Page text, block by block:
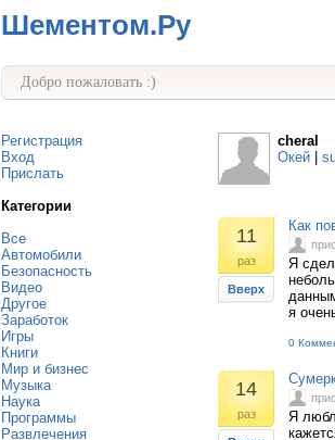
Шементом.Ру
Добро пожаловать :)
Регистрация
Вход
Прислать
Категории
Все
Автомобили
Безопасность
Видео
Другое
Заработок
Игры
Книги
Мир и бизнес
Музыка
Наука
Программы
Развлечения
cheral
Окей
11
раз
Вверх
Как
Я
я
0
14
раз
Я